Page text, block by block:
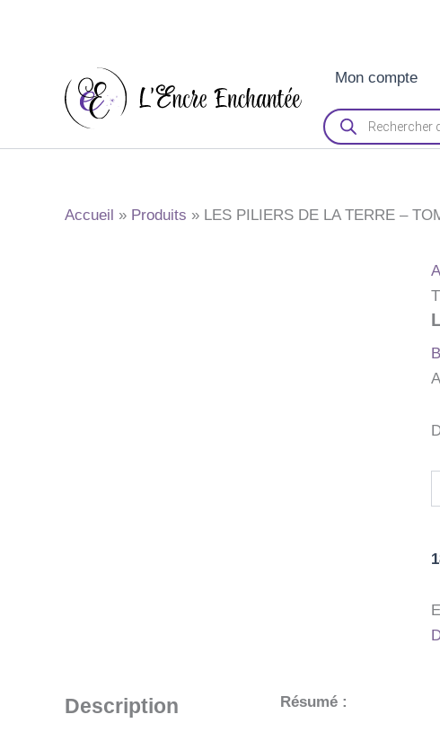
Mon compte
Recherche
de
produits
Accueil Produits LES PILIERS DE LA TERRE –
-
Description Résumé :